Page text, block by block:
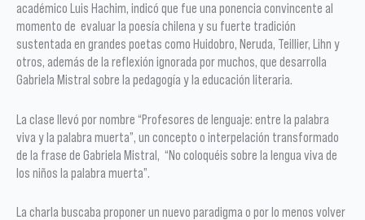
académico Luis Hachim, indicó que fue una ponencia convincente al
momento de evaluar la poesía chilena y su fuerte tradición
sustentada en grandes poetas como Huidobro, Neruda, Teillier, Lihn y
otros, además de la reflexión ignorada por muchos, que desarrolla
Gabriela Mistral sobre la pedagogía y la educación literaria.
La clase llevó por nombre “Profesores de lenguaje: entre la palabra
viva y la palabra muerta”, un concepto o interpelación transformado
de la frase de Gabriela Mistral, “No coloquéis sobre la lengua viva de
los niños la palabra muerta”.
La charla buscaba proponer un nuevo paradigma o por lo menos volver